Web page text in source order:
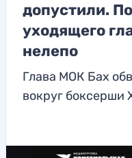
допустили.
уходящего
нелепо
Глава МОК Бах
вокруг